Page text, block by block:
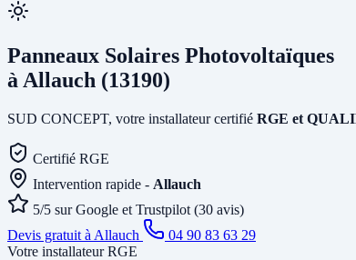
Panneaux Solaires Photovoltaïques
à Allauch (13190)
SUD CONCEPT, votre installateur certifié RGE et
Certifié RGE
Intervention rapide - Allauch
5/5 sur Google et Trustpilot (30 avis)
Devis gratuit à Allauch
04 90 83 63 29
Votre installateur RGE